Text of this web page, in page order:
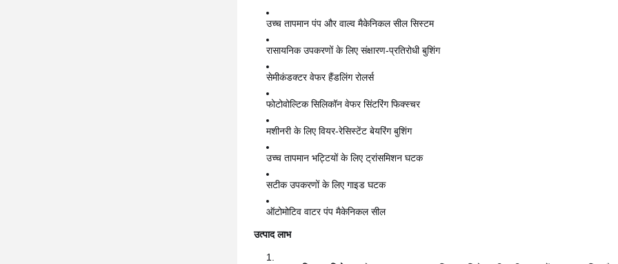
उच्च तापमान पंप और वाल्व मैकेनिकल सील सिस्टम
रासायनिक उपकरणों के लिए संक्षारण-प्रतिरोधी बुशिंग
सेमीकंडक्टर वेफर हैंडलिंग रोलर्स
फोटोवोल्टिक सिलिकॉन वेफर सिंटरिंग फिक्स्चर
मशीनरी के लिए वियर-रेसिस्टेंट बेयरिंग बुशिंग
उच्च तापमान भट्टियों के लिए ट्रांसमिशन घटक
सटीक उपकरणों के लिए गाइड घटक
ऑटोमोटिव वाटर पंप मैकेनिकल सील
उत्पाद लाभ